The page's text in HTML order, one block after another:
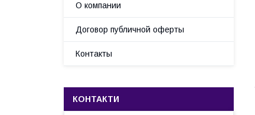
О компании
Договор публичной оферты
Контакты
КОНТАКТИ